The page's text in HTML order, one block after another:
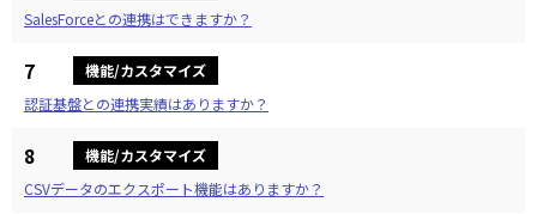
SalesForceとの連携はできますか？
7
機能/カスタマイズ
認証基盤との連携実績はありますか？
8
機能/カスタマイズ
CSVデータのエクスポート機能はありますか？